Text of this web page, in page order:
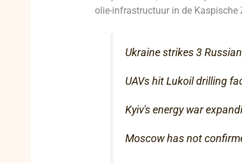
olie-infrastructuur in de Kaspische
Ukraine strikes 3
UAVs hit Lukoil drilling
Kyiv's energy war
Moscow has not